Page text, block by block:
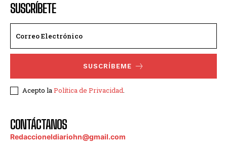
SUSCRÍBETE
SUSCRÍBEME
Acepto laPolítica de Privacidad.
CONTÁCTANOS
Redaccioneldiariohn@gmail.com